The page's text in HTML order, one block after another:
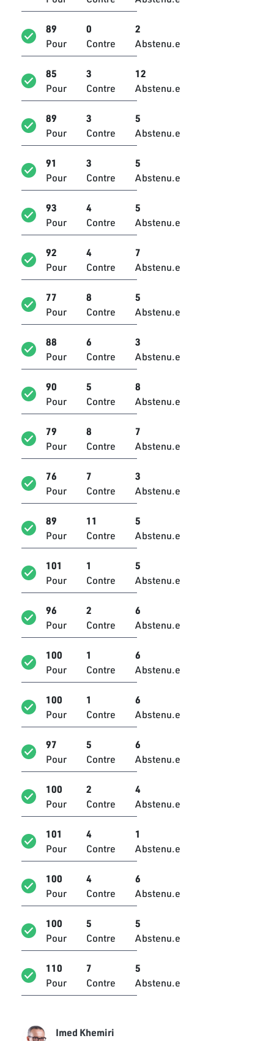
Zeineb Brahmi
Ferida Laabidi
Bloc Ennahdha
Mahbouba Ben Dhifallah
Bloc Ennahdha
Imed Khemiri
Bloc Ennahdha
Latifa Habachi
Bloc Ennahdha
Bloc Ennahdha
Bloc Ennahdha
Maher Madhioub
Fathi Ayadi
Naoufel Jammali
Bloc Ennahdha
Hayet Omri
Bloc Ennahdha
Zied Laadhari
Indépendant
Bechir Khelifi
Bloc Ennahdha
Jamila Jouini
Bloc Ennahdha
Bloc Ennahdha
Aroua Ben Abbas
Ibtihej Ben Helal
Hassouna Nasfi
Bloc de la Réforme
Sofien Toubel
Bloc Qalb Tounes
Imed Ouled Jebril
Bloc National
Walid Jalled
Bloc Tahya Tounes
Sameh Dammak
Bloc Qalb Tounes
Bloc National
Mustapha Ben Ahmed
Lotfi Ali
Tarek Fetiti
Bloc de la Réforme
Bloc Ennahdha
89
Pour
0
Contre
2
Abstenu.e
85
Pour
3
Contre
12
Abstenu.e
89
Pour
3
Contre
5
Abstenu.e
91
Pour
3
Contre
5
Abstenu.e
93
Pour
4
Contre
5
Abstenu.e
92
Pour
4
Contre
7
Abstenu.e
77
Pour
8
Contre
5
Abstenu.e
88
Pour
6
Contre
3
Abstenu.e
90
Pour
5
Contre
8
Abstenu.e
79
Pour
8
Contre
7
Abstenu.e
76
Pour
7
Contre
3
Abstenu.e
89
Pour
11
Contre
5
Abstenu.e
101
Pour
1
Contre
5
Abstenu.e
96
Pour
2
Contre
6
Abstenu.e
100
Pour
1
Contre
6
Abstenu.e
100
Pour
1
Contre
6
Abstenu.e
97
Pour
5
Contre
6
Abstenu.e
100
Pour
2
Contre
4
Abstenu.e
101
Pour
4
Contre
1
Abstenu.e
100
Pour
4
Contre
6
Abstenu.e
100
Pour
5
Contre
5
Abstenu.e
110
Pour
7
Contre
5
Abstenu.e
Imed Khemiri